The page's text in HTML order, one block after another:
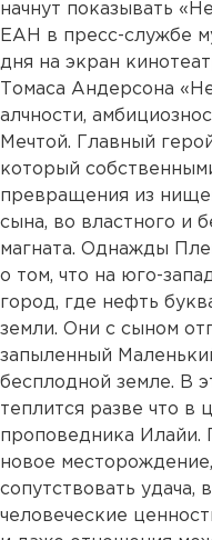
начнут показывать
ЕАН в пресс-службе
дня на экран
Томаса Андерсона
алчности,
Мечтой. Главный
который
превращения из
сына, во властного и
магната. Однажды
о том, что на юго-
город, где нефть
земли. Они с сыном
запыленный
бесплодной земле. В
теплится разве что в
проповедника
новое
сопутствовать удача,
человеческие